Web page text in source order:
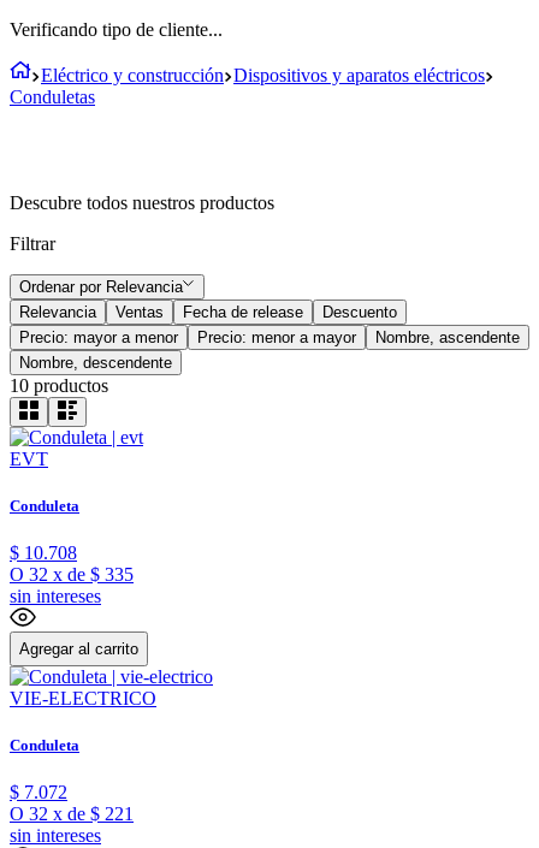
Verificando tipo de cliente...
Eléctrico y construcción Dispositivos y aparatos eléctricos
Conduletas
Descubre todos nuestros productos
Filtrar
Ordenar por Relevancia
Relevancia
Ventas Fecha de release
Descuento
Precio: mayor a menor
Precio: menor a mayor
Nombre, ascendente
Nombre, descendente
10 productos
EVT
Conduleta
$ 10.708
O 32 x de $ 335
sin intereses
Agregar al carrito
VIE-ELECTRICO
Conduleta
$ 7.072
O 32 x de $ 221
sin intereses